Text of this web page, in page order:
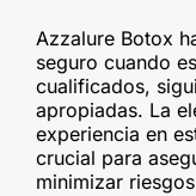
Azzalure Botox
seguro cuando
cualificados,
apropiadas. La
experiencia en
crucial para
minimizar